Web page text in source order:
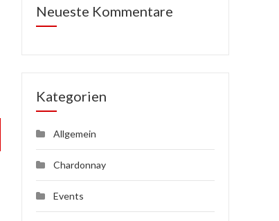
Neueste Kommentare
Kategorien
Allgemein
Chardonnay
Events